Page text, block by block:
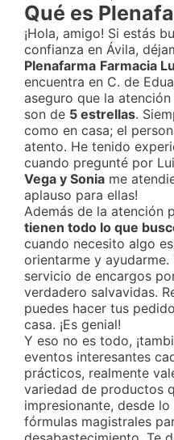
Qué es
¡Hola, amigo! Si estás
confianza en Ávila,
Plenafarma Farmacia
encuentra en C. de
aseguro que la
son de 5 estrellas.
como en casa; el
atento. He tenido
cuando pregunté por
Vega y Sonia me
aplauso para ellas!
Además de la atención
tienen todo lo que
cuando necesito algo
orientarme y
servicio de encargos
verdadero salvavidas.
puedes hacer tus
casa. ¡Es genial!
Y eso no es todo,
eventos interesantes
prácticos, realmente
variedad de productos
impresionante, desde
fórmulas magistrales